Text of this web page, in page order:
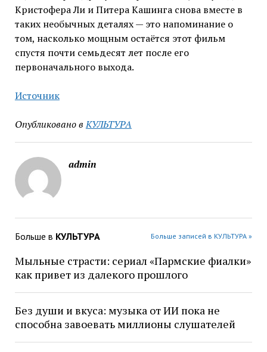
Кристофера Ли и Питера Кашинга снова вместе в
таких необычных деталях — это напоминание о
том, насколько мощным остаётся этот фильм
спустя почти семьдесят лет после его
первоначального выхода.
Источник
Опубликовано в КУЛЬТУРА
admin
Больше в КУЛЬТУРА Больше записей в КУЛЬТУРА »
Мыльные страсти: сериал «Пармские фиалки»
как привет из далекого прошлого
Без души и вкуса: музыка от ИИ пока не
способна завоевать миллионы слушателей